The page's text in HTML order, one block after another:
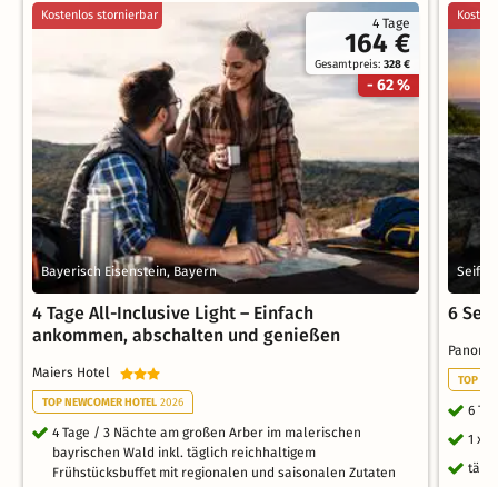
4 Tage
164 €
Gesamtpreis:328 €
- 62 %
Kostenlos stornierbar
Bayerisch Eisenstein, Bayern
4 Tage All-Inclusive Light – Einfach
ankommen, abschalten und genießen
Maiers Hotel
TOP NEWCOMER HOTEL 2026
4 Tage / 3 Nächte am großen Arber im malerischen
bayrischen Wald inkl. täglich reichhaltigem
Frühstücksbuffet mit regionalen und saisonalen Zutaten
6
TOP
6
1 x